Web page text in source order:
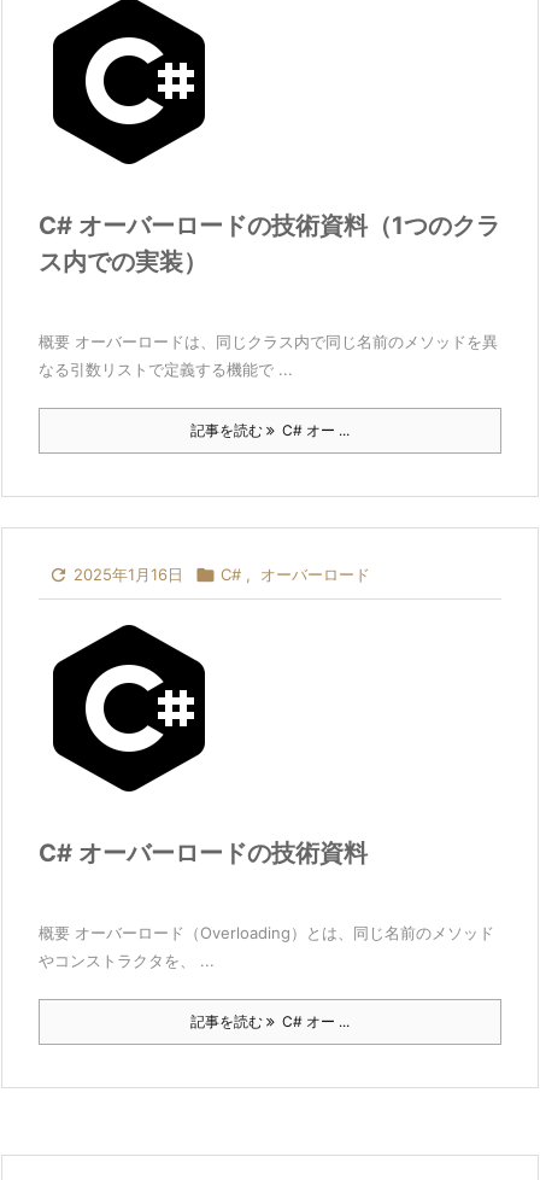
C# オーバーロードの技術資料（1つのクラ
ス内での実装）
概要 オーバーロードは、同じクラス内で同じ名前のメソッドを異
なる引数リストで定義する機能で ...
記事を読む C# オー ...
 2025年1月16日  C# , オーバーロード
C# オーバーロードの技術資料
概要 オーバーロード（Overloading）とは、同じ名前のメソッド
やコンストラクタを、 ...
記事を読む C# オー ...